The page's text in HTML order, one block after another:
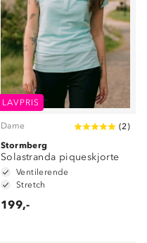
LAVPRIS
Dame (2)
Stormberg
Solastranda piqueskjorte
Ventilerende
Stretch
199,-